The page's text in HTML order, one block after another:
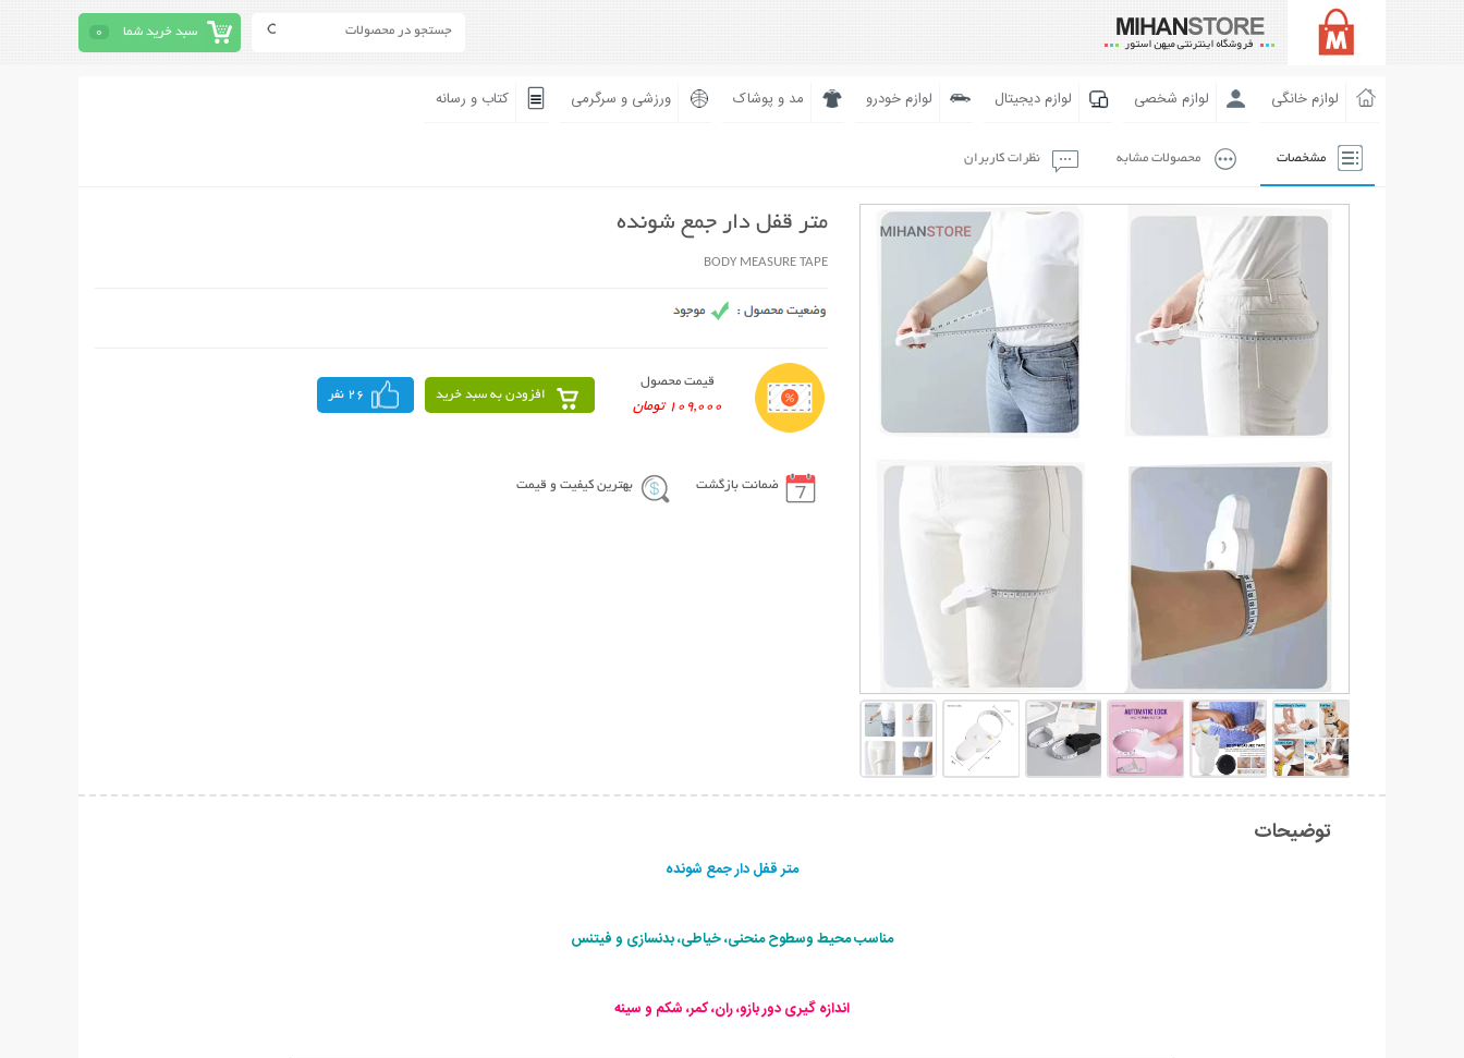
سبد خرید شما 0
لوازم خانگی لوازم شخصی لوازم دیجیتال لوازم خودرو مد و پوشاک ورزشی و سرگرمی کتاب و رسانه
مشخصات محصولات مشابه نظرات کاربران
متر قفل دار جمع شونده
BODY MEASURE TAPE
قیمت محصول
109,000 تومان
افزودن به سبد خرید 26 نفر
ضمانت بازگشت بهترین کیفیت و قیمت
توضیحات
متر قفل دار جمع شونده
مناسب محیط وسطوح منحنی، خیاطی، بدنسازی و فیتنس
اندازه گیری دور بازو، ران، کمر، شکم و سینه